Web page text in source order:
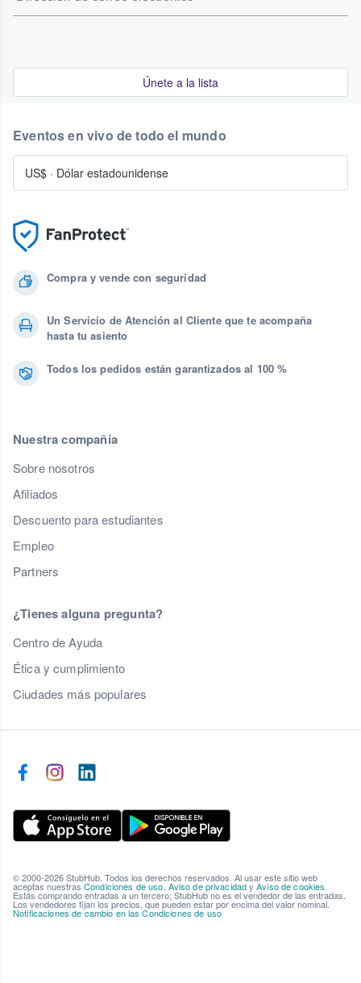
Únete a la lista
Compra y vende con seguridad
Un Servicio de Atención al Cliente que te acompaña
hasta tu asiento
Todos los pedidos están garantizados al 100 %
Nuestra compañía
Sobre nosotros
Afiliados
Descuento para estudiantes
Empleo
Partners
¿Tienes alguna pregunta?
Centro de Ayuda
Ética y cumplimiento
Ciudades más populares
Eventos en vivo de todo el mundo
US$ · Dólar estadounidense
© 2000-2026 StubHub. Todos los derechos reservados. Al usar este sitio web
aceptas nuestras Condiciones de uso, Aviso de privacidadyAviso de cookies.
Estás comprando entradas a un tercero; StubHub no es el vendedor de las entradas.
Los vendedores fijan los precios, que pueden estar por encima del valor nominal.
Notificaciones de cambio en las Condiciones de uso